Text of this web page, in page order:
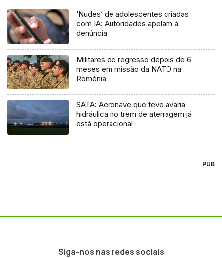
‘Nudes’ de adolescentes criadas
com IA: Autoridades apelam à
denúncia
Militares de regresso depois de 6
meses em missão da NATO na
Roménia
SATA: Aeronave que teve avaria
hidráulica no trem de aterragem já
está operacional
PUB
Siga-nos nas redes sociais